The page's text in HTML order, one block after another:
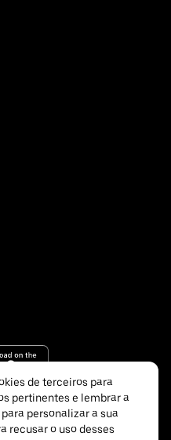
de terceiros para
pertinentes e lembrar a
personalizar a sua
recusar o uso desses